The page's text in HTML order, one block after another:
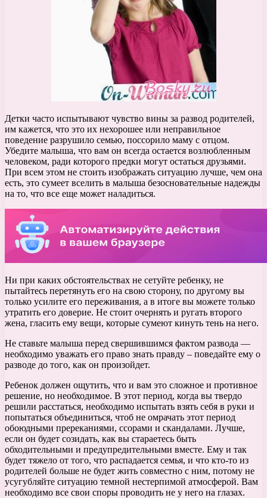
Детки часто испытывают чувство вины за развод родителей,
им кажется, что это их нехорошее или неправильное
поведение разрушило семью, поссорило маму с отцом.
Убедите малыша, что вам он всегда остается возлюбленным
человеком, ради которого предки могут остаться друзьями.
При всем этом не стоить изображать ситуацию лучше, чем она
есть, это сумеет вселить в малыша безосновательные надежды
на то, что все еще может наладиться.
Ни при каких обстоятельствах не сетуйте ребенку, не
пытайтесь перетянуть его на свою сторону, по другому вы
только усилите его переживания, а в итоге вы можете только
утратить его доверие. Не стоит очернять и ругать второго
жена, гласить ему вещи, которые сумеют кинуть тень на него.
Не ставьте малыша перед свершившимся фактом развода —
необходимо уважать его право знать правду – поведайте ему о
разводе до того, как он произойдет.
Ребенок должен ощутить, что и вам это сложное и противное
решение, но необходимое. В этот период, когда вы твердо
решили расстаться, необходимо испытать взять себя в руки и
попытаться объединиться, чтоб не омрачать этот период
обоюдными пререканиями, ссорами и скандалами. Лучше,
если он будет созидать, как вы стараетесь быть
обходительными и предупредительными вместе. Ему и так
будет тяжело от того, что распадается семья, и что кто-то из
родителей больше не будет жить совместно с ним, потому не
усугубляйте ситуацию темной нестерпимой атмосферой. Вам
необходимо все свои споры проводить не у него на глазах.